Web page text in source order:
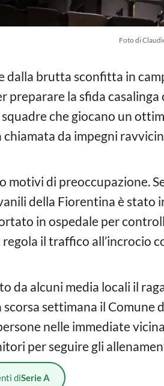
Foto di
dalla brutta sconfitta in
preparare la sfida
che giocano un
da impegni
motivi di preoccupazione.
della Fiorentina è stato
in ospedale per
il traffico all’incrocio
da alcuni media locali il
scorsa settimana il
nelle immediate
per seguire gli
diSerie A